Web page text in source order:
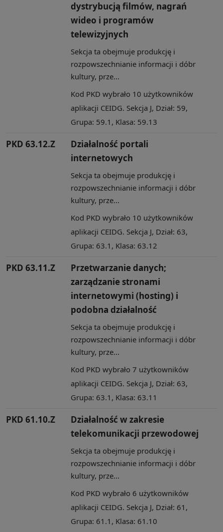
dystrybucją filmów, nagrań
wideo i programów
telewizyjnych
Sekcja ta obejmuje produkcję i
rozpowszechnianie informacji i dóbr
kultury, prze...
Kod PKD wybrało 10 użytkowników
aplikacji CEIDG. Sekcja J, Dział: 59,
Grupa: 59.1, Klasa: 59.13
PKD 63.12.Z
Działalność portali
internetowych
Sekcja ta obejmuje produkcję i
rozpowszechnianie informacji i dóbr
kultury, prze...
Kod PKD wybrało 10 użytkowników
aplikacji CEIDG. Sekcja J, Dział: 63,
Grupa: 63.1, Klasa: 63.12
PKD 63.11.Z
Przetwarzanie danych;
zarządzanie stronami
internetowymi (hosting) i
podobna działalność
Sekcja ta obejmuje produkcję i
rozpowszechnianie informacji i dóbr
kultury, prze...
Kod PKD wybrało 7 użytkowników
aplikacji CEIDG. Sekcja J, Dział: 63,
Grupa: 63.1, Klasa: 63.11
PKD 61.10.Z
Działalność w zakresie
telekomunikacji przewodowej
Sekcja ta obejmuje produkcję i
rozpowszechnianie informacji i dóbr
kultury, prze...
Kod PKD wybrało 6 użytkowników
aplikacji CEIDG. Sekcja J, Dział: 61,
Grupa: 61.1, Klasa: 61.10